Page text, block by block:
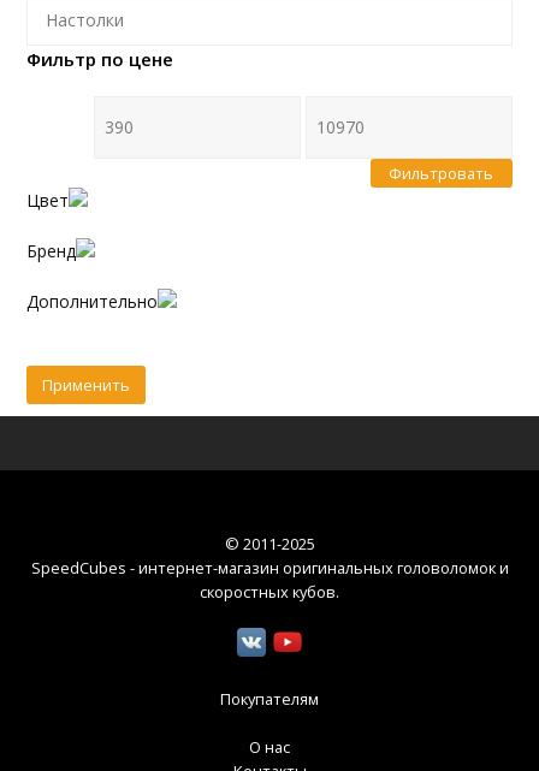
Настолки
Фильтр по цене
Фильтровать
Цвет
Бренд
Дополнительно
© 2011-2025
SpeedCubes - интернет-магазин оригинальных головоломок и
скоростных кубов.
Покупателям
О нас